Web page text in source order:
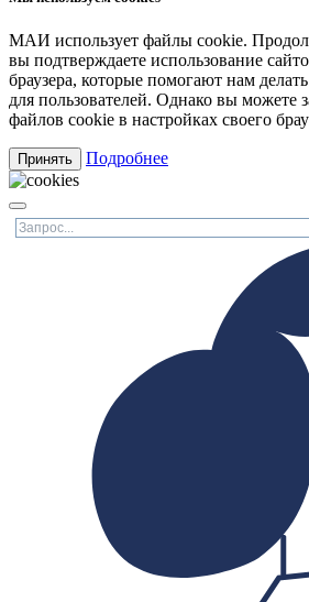
МАИ использует файлы cookie.
вы подтверждаете использование
браузера, которые помогают нам
для пользователей. Однако вы можете
файлов cookie в настройках своего
Принять Подробнее